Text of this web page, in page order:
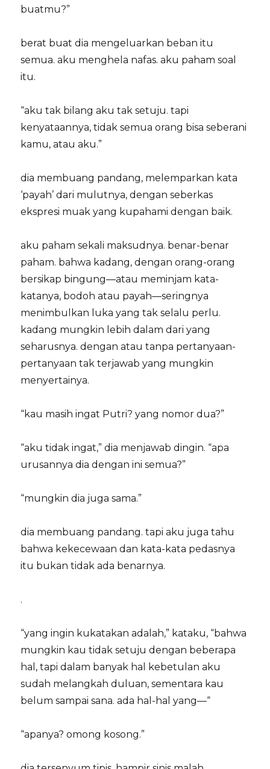
buatmu?”
berat buat dia mengeluarkan beban itu
semua. aku menghela nafas. aku paham soal
itu.
“aku tak bilang aku tak setuju. tapi
kenyataannya, tidak semua orang bisa seberani
kamu, atau aku.”
dia membuang pandang, melemparkan kata
‘payah’ dari mulutnya, dengan seberkas
ekspresi muak yang kupahami dengan baik.
aku paham sekali maksudnya. benar-benar
paham. bahwa kadang, dengan orang-orang
bersikap bingung—atau meminjam kata-
katanya, bodoh atau payah—seringnya
menimbulkan luka yang tak selalu perlu.
kadang mungkin lebih dalam dari yang
seharusnya. dengan atau tanpa pertanyaan-
pertanyaan tak terjawab yang mungkin
menyertainya.
“kau masih ingat Putri? yang nomor dua?”
“aku tidak ingat,” dia menjawab dingin. “apa
urusannya dia dengan ini semua?”
“mungkin dia juga sama.”
dia membuang pandang. tapi aku juga tahu
bahwa kekecewaan dan kata-kata pedasnya
itu bukan tidak ada benarnya.
.
“yang ingin kukatakan adalah,” kataku, “bahwa
mungkin kau tidak setuju dengan beberapa
hal, tapi dalam banyak hal kebetulan aku
sudah melangkah duluan, sementara kau
belum sampai sana. ada hal-hal yang—“
“apanya? omong kosong.”